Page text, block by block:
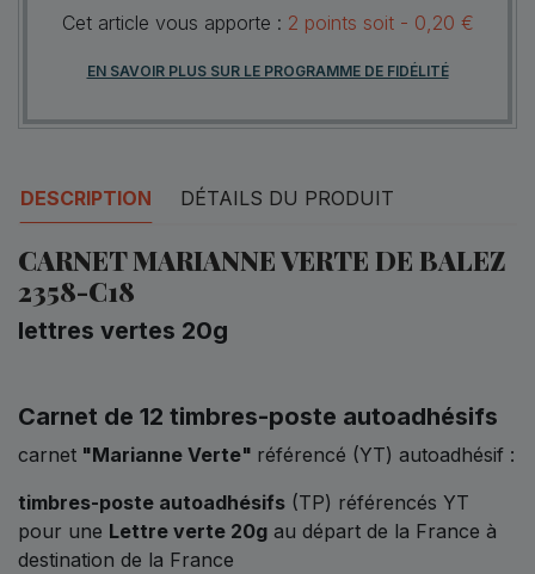
Cet article vous apporte : 2 points soit - 0,20 €
EN SAVOIR PLUS SUR LE PROGRAMME DE FIDÉLITÉ
DESCRIPTION DÉTAILS DU PRODUIT
CARNET MARIANNE VERTE DE BALEZ
2358-C18
lettres vertes 20g
Carnet de 12 timbres-poste autoadhésifs
carnet "Marianne Verte" référencé (YT) autoadhésif :
timbres-poste autoadhésifs (TP) référencés YT
pour une Lettre verte 20g au départ de la France à
destination de la France